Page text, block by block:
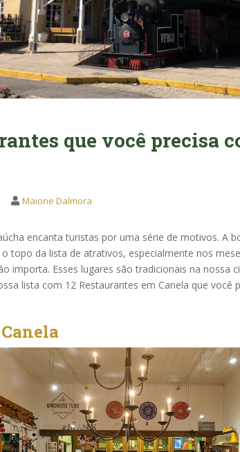
que você precisa
Maione Dalmora
encanta turistas por uma série de motivos. A
topo da lista de atrativos, especialmente nos
importa. Esses lugares são tradicionais na nossa
lista com 12 Restaurantes em Canela que você